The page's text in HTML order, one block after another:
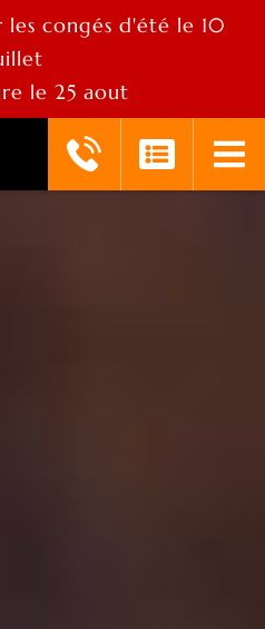
congés d'été le 10
le 25 aout